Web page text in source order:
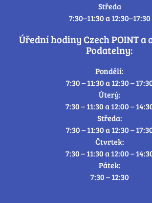
Středa
7:30–11:30 a 12:30–17:30
Úřední hodiny Czech POINT a
Podatelny:
Pondělí:
7:30 – 11:30 a 12:30 –
Úterý:
7:30 – 11:30 a 12:00 –
Středa:
7:30 – 11:30 a 12:30 –
Čtvrtek:
7:30 – 11:30 a 12:00 –
Pátek:
7:30 – 12:30